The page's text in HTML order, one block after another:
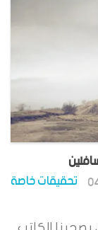
تحقيقات خاصة